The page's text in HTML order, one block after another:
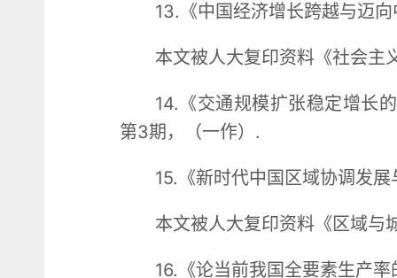
13.《中国经济增长跨越与迈
本文被人大复印资料《社会主
14.《交通规模扩张稳定增长
第3期，（一作）.
15.《新时代中国区域协调发
本文被人大复印资料《区域与
16.《论当前我国全要素生产